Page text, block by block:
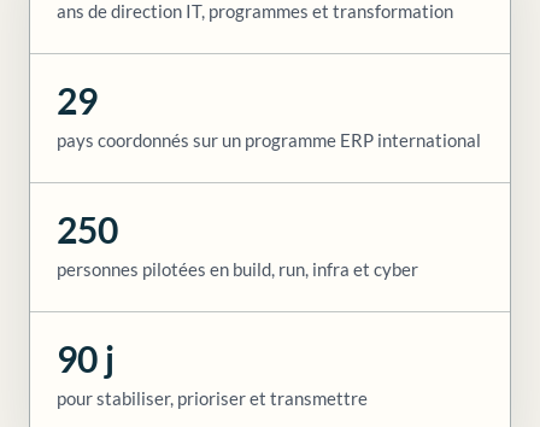
ans de direction IT, programmes et transformation
29
pays coordonnés sur un programme ERP international
250
personnes pilotées en build, run, infra et cyber
90 j
pour stabiliser, prioriser et transmettre